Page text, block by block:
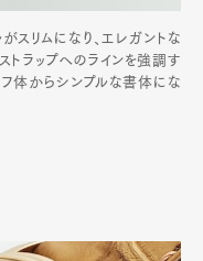
スリムになり、エレガントな
トラップへのラインを強調す
フ体からシンプルな書体にな